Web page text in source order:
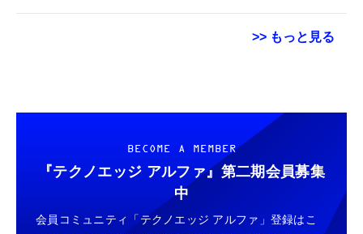
>> もっと見る
BECOME A MEMBER
『テクノエッジ アルファ』 第二期会員募集
中
会員コミュニティ「テクノエッジ アルファ」登録はこ